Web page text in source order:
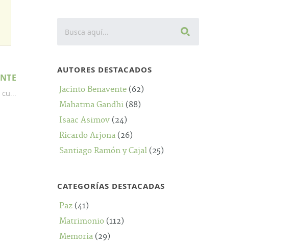
AUTORES DESTACADOS
Jacinto Benavente (62)
Mahatma Gandhi (88)
Isaac Asimov (24)
Ricardo Arjona (26)
Santiago Ramón y Cajal (25)
CATEGORÍAS DESTACADAS
Paz (41)
Matrimonio (112)
Memoria (29)